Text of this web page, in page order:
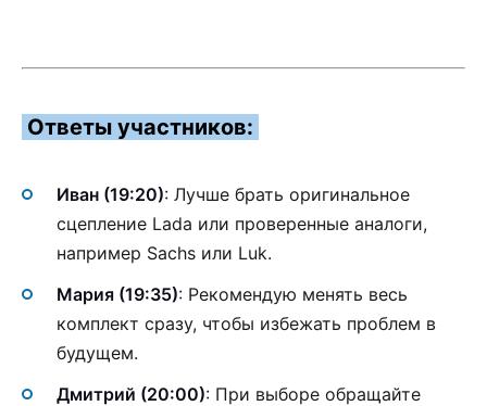
Ответы участников:
Иван (19:20): Лучше брать оригинальное
сцепление Lada или проверенные аналоги,
например Sachs или Luk.
Мария (19:35): Рекомендую менять весь
комплект сразу, чтобы избежать проблем в
будущем.
Дмитрий (20:00): При выборе обращайте